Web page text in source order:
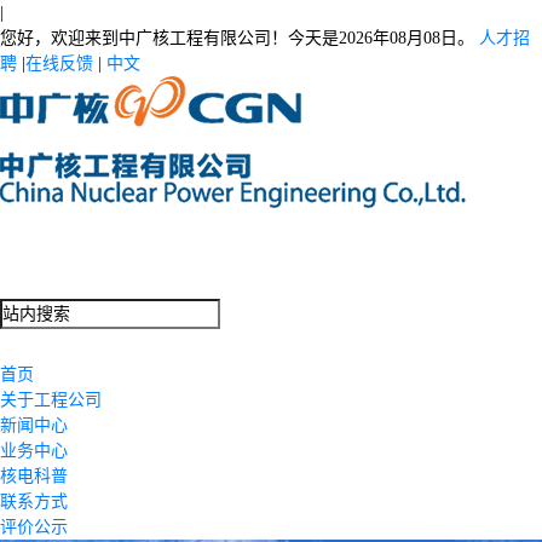
您好，欢迎来到中广核工程有限公司！今天是2026年08月08日。
人才招
聘 在线反馈 中文
首页
关于工程公司
新闻中心
业务中心
核电科普
联系方式
评价公示